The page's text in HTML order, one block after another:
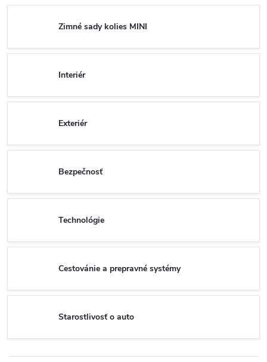
Zimné sady kolies MINI
Interiér
Exteriér
Bezpečnosť
Technológie
Cestovánie a prepravné systémy
Starostlivosť o auto